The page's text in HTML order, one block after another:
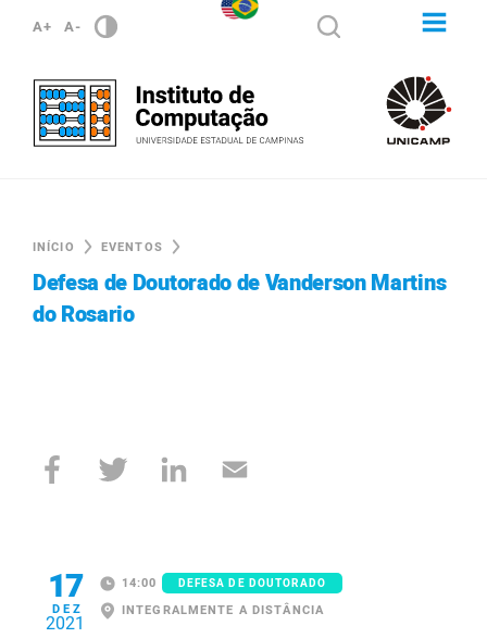
A+ A-
INÍCIO EVENTOS
Defesa de Doutorado de Vanderson Martins
do Rosario
17
DEZ
2021
14:00 DEFESA DE DOUTORADO
INTEGRALMENTE A DISTÂNCIA